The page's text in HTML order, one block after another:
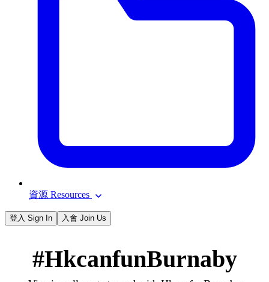
資源 Resources
登入 Sign In 入會 Join Us
#HkcanfunBurnaby